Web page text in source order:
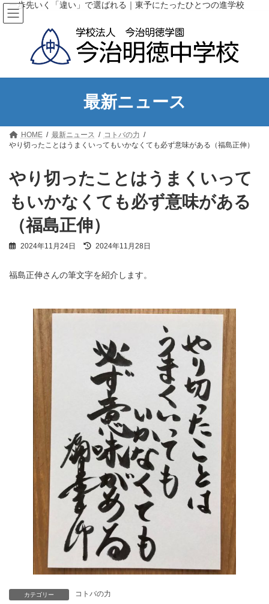
コ
ン
テ
キ
ナ
ビ
ゲ
に
一歩先いく「違い」で選ばれる｜東予にたったひとつの進学校
最新ニュース
HOME 最新ニュース
コトバの力
やり切ったことはうまくいってもいかなくても必ず意味がある（福島正伸）
やり切ったことはうまくいって
もいかなくても必ず意味がある
（福島正伸）
2024年11月24日
最
新
2024年11月28日
福島正伸さんの筆文字を紹介します。
カテゴリー コトバの力